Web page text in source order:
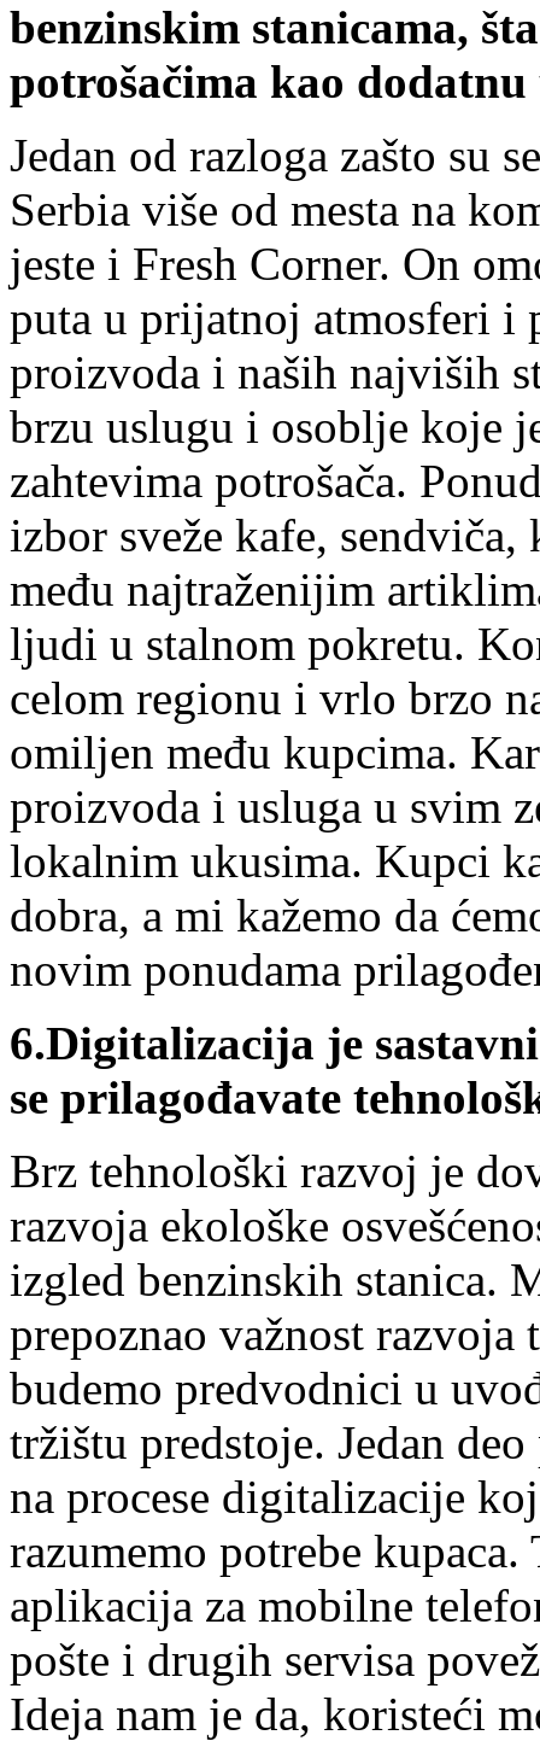
benzinskim stanicama,
potrošačima kao dodatnu
Jedan od razloga zašto su
Serbia više od mesta na
jeste i Fresh Corner. On
puta u prijatnoj atmosferi i
proizvoda i naših najviših
brzu uslugu i osoblje koje
zahtevima potrošača.
izbor sveže kafe,
među najtraženijim
ljudi u stalnom pokretu.
celom regionu i vrlo brzo
omiljen među kupcima.
proizvoda i usluga u svim
lokalnim ukusima. Kupci
dobra, a mi kažemo da
novim ponudama
6.Digitalizacija je
se prilagođavate
Brz tehnološki razvoj je
razvoja ekološke
izgled benzinskih stanica.
prepoznao važnost
budemo predvodnici u
tržištu predstoje. Jedan
na procese digitalizacije
razumemo potrebe
aplikacija za mobilne
pošte i drugih servisa
Ideja nam je da, koristeći